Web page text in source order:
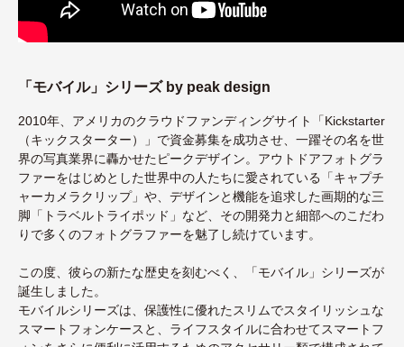
「モバイル」シリーズ by peak design
2010年、アメリカのクラウドファンディングサイト「Kickstarter
（キックスターター）」で資金募集を成功させ、一躍その名を世
界の写真業界に轟かせたピークデザイン。アウトドアフォトグラ
ファーをはじめとした世界中の人たちに愛されている「キャプチ
ャーカメラクリップ」や、デザインと機能を追求した画期的な三
脚「トラベルトライポッド」など、その開発力と細部へのこだわ
りで多くのフォトグラファーを魅了し続けています。
この度、彼らの新たな歴史を刻むべく、「モバイル」シリーズが
誕生しました。
モバイルシリーズは、保護性に優れたスリムでスタイリッシュな
スマートフォンケースと、ライフスタイルに合わせてスマートフ